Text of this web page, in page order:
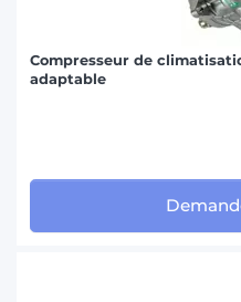
Compresseur de
adaptable